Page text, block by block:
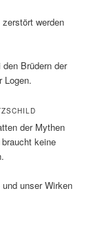
werden
Brüdern der
Logen.
der Mythen
keine
unser Wirken